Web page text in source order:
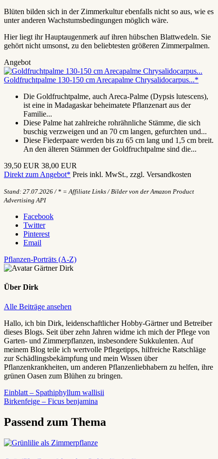
Blüten bilden sich in der Zimmerkultur ebenfalls nicht so aus, wie es
unter anderen Wachstumsbedingungen möglich wäre.
Hier liegt ihr Hauptaugenmerk auf ihren hübschen Blattwedeln. Sie
gehört nicht umsonst, zu den beliebtesten größeren Zimmerpalmen.
Angebot
Goldfruchtpalme 130-150 cm Arecapalme Chrysalidocarpus...*
Die Goldfruchtpalme, auch Areca-Palme (Dypsis lutescens),
ist eine in Madagaskar beheimatete Pflanzenart aus der
Familie...
Diese Palme hat zahlreiche rohrähnliche Stämme, die sich
buschig verzweigen und an 70 cm langen, gefurchten und...
Diese Fiederpaare werden bis zu 65 cm lang und 1,5 cm breit.
An den älteren Stämmen der Goldfruchtpalme sind die...
39,50 EUR 38,00 EUR
Direkt zum Angebot* Preis inkl. MwSt., zzgl. Versandkosten
Stand: 27.07.2026 / * = Affiliate Links / Bilder von der Amazon Product
Advertising API
Facebook
Twitter
Pinterest
Email
Pflanzen-Porträts (A-Z)
Über Dirk
Alle Beiträge ansehen
Hallo, ich bin Dirk, leidenschaftlicher Hobby-Gärtner und Betreiber
dieses Blogs. Seit über zehn Jahren widme ich mich der Pflege von
Garten- und Zimmerpflanzen, insbesondere Sukkulenten. Auf
meinem Blog teile ich wertvolle Pflegetipps, hilfreiche Ratschläge
zur Schädlingsbekämpfung und mein Wissen über
Pflanzenkrankheiten, um anderen Pflanzenliebhabern zu helfen, ihre
grünen Oasen zum Blühen zu bringen.
Beitragsnavigation
Vorheriger
Beitrag:
Einblatt – Spathiphyllum wallisii
Nächster
Birkenfeige – Ficus benjamina
Passend zum Thema